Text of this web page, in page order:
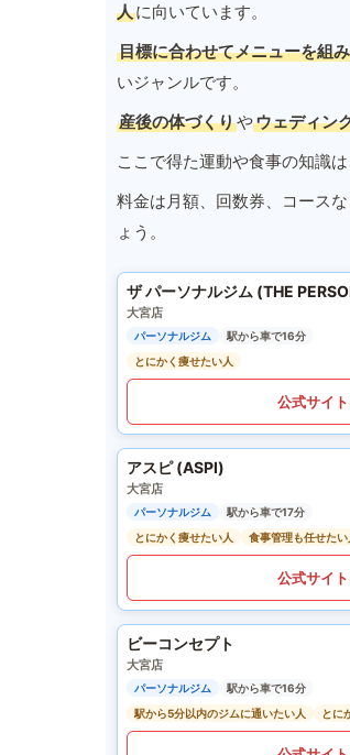
人に向いています。
目標に合わせてメニューを組
いジャンルです。
産後の体づくりやウェディン
ここで得た運動や食事の知識
料金は月額、回数券、コース
ょう。
ザ パーソナルジム (THE
大宮店
パーソナルジム
駅から車で16分
とにかく痩せたい人
公式サイ
アスピ (ASPI)
大宮店
パーソナルジム
駅から車で17分
とにかく痩せたい人
食事管理も任せたい
公式サイ
ビーコンセプト
大宮店
パーソナルジム
駅から車で16分
駅から5分以内のジムに通いたい人
とに